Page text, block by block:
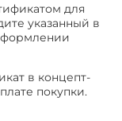
для
указанный в
в концепт-
покупки.